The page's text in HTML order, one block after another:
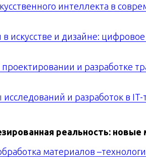
интеллекта в
и дизайне: цифровое
и разработке
и разработок в IT-
реальность:
материалов